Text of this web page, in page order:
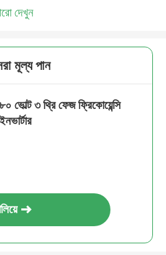
দেখুন
মূল্য পান
ভোল্ট ৩ থ্রি ফেজ ফ্রিকোয়েন্সি